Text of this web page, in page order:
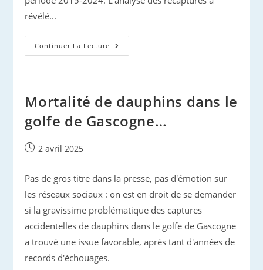
révélé...
Continuer La Lecture ECS
2025
Ans
De
Cachalots
Photo-
Identifiés
Mortalité de dauphins dans le
golfe de Gascogne…
Publication
2 avril 2025
Pas de gros titre dans la presse, pas d'émotion sur
les réseaux sociaux : on est en droit de se demander
si la gravissime problématique des captures
accidentelles de dauphins dans le golfe de Gascogne
a trouvé une issue favorable, après tant d'années de
records d'échouages.